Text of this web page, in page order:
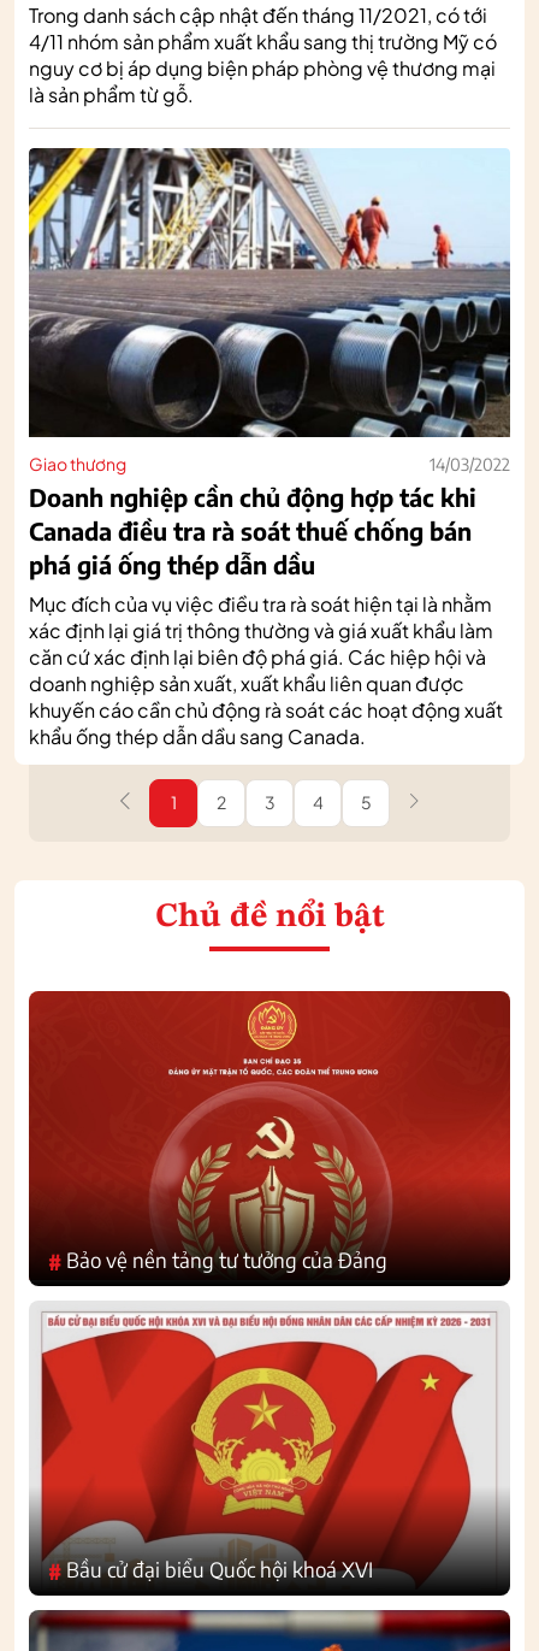
Trong danh sách cập nhật đến tháng 11/2021, có tới
4/11 nhóm sản phẩm xuất khẩu sang thị trường Mỹ có
nguy cơ bị áp dụng biện pháp phòng vệ thương mại
là sản phẩm từ gỗ.
Giao thương 14/03/2022
Doanh nghiệp cần chủ động hợp tác khi
Canada điều tra rà soát thuế chống bán
phá giá ống thép dẫn dầu
Mục đích của vụ việc điều tra rà soát hiện tại là nhằm
xác định lại giá trị thông thường và giá xuất khẩu làm
căn cứ xác định lại biên độ phá giá. Các hiệp hội và
doanh nghiệp sản xuất, xuất khẩu liên quan được
khuyến cáo cần chủ động rà soát các hoạt động xuất
khẩu ống thép dẫn dầu sang Canada.
1 2 3 4 5
Chủ đề nổi bật
# Bảo vệ nền tảng tư tưởng của Đảng
#Bầu cử đại biểu Quốc hội khoá XVI